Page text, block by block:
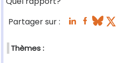
Partager sur :
Thèmes :